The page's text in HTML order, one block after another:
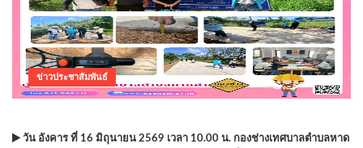
ข่าวประชาสัมพันธ์
วัน อังคาร ที่ 16 มิถุนายน 2569 เวลา 10.00 น. กองช่างเทศบาลตำบลหาด